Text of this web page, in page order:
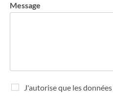
Message
R
J'autorise que les